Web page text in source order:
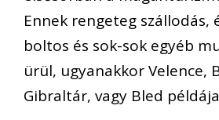
Ennek rengeteg szállodás,
boltos és sok-sok egyéb
ürül, ugyanakkor Velence,
Gibraltár, vagy Bled